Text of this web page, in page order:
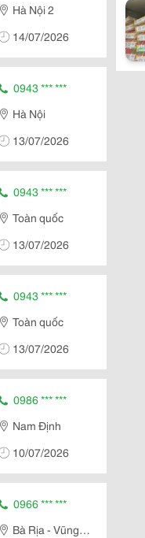
Hà Nội 2
14/07/2026
0943 *** ***
Hà Nội
13/07/2026
0943 *** ***
Toàn quốc
13/07/2026
0943 *** ***
Toàn quốc
13/07/2026
0986 *** ***
Nam Định
10/07/2026
0966 *** ***
Bà Rịa - Vũng